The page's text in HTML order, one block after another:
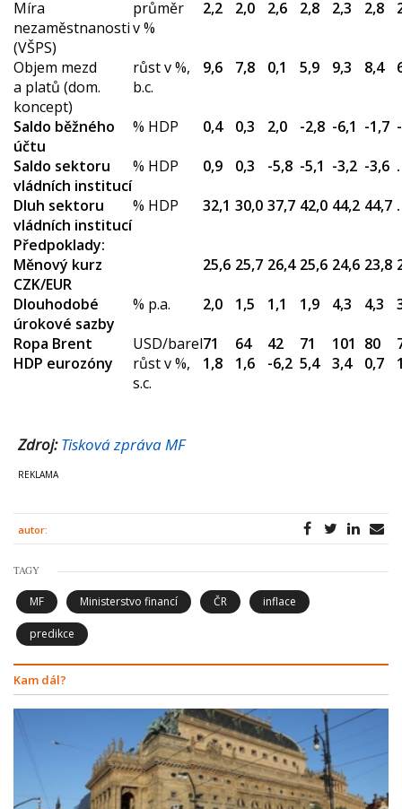
Míra
nezaměstnanosti
(VŠPS)
průměr
v %
2,2 2,0 2,6 2,8 2,3 2,8
Objem mezd
a platů (dom.
koncept)
růst v %,
b.c.
9,6 7,8 0,1 5,9 9,3 8,4
Saldo běžného
účtu
% HDP 0,4 0,3 2,0 -2,8 -6,1 -1,7
Saldo sektoru
vládních institucí
% HDP 0,9 0,3 -5,8 -5,1 -3,2 -3,6 .
Dluh sektoru
vládních institucí
% HDP 32,1 30,0 37,7 42,0 44,2 44,7 .
Předpoklady:
Měnový kurz
CZK/EUR
25,6 25,7 26,4 25,6 24,6 23,8
Dlouhodobé
úrokové sazby
% p.a. 2,0 1,5 1,1 1,9 4,3 4,3
Ropa Brent
USD/barel71 64 42 71 101 80
HDP eurozóny
růst v %,
s.c.
1,8 1,6 -6,2 5,4 3,4 0,7
Zdroj: Tisková zpráva MF
autor:
TAGY
MF Ministerstvo financí ČR inflace
predikce
Kam dál?